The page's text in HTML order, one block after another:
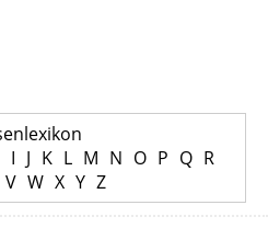
I J K L M N O P Q R
V W X Y Z